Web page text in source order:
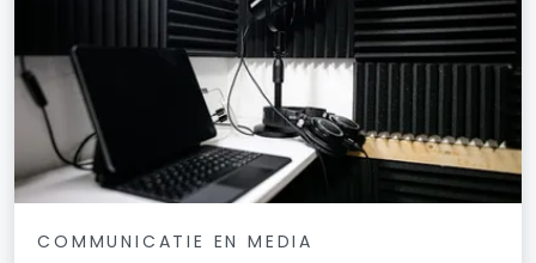
COMMUNICATIE EN MEDIA